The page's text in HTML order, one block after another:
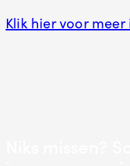
Klik hier voor